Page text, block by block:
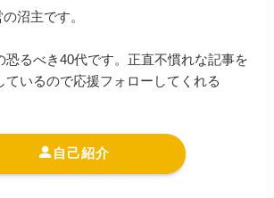
沼主です。
恐るべき40代です。正直不慣れな記事を
ているので応援フォローしてくれる
自己紹介